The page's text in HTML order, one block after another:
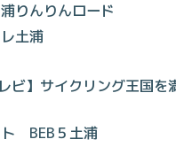
りんりんロード
土浦
ビ】サイクリング王国
BEB５土浦